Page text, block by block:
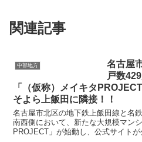
関連記事
中部地方
名古屋
戸数
「（仮称）メイキタ
そよら上飯田に隣接！！
名古屋市北区の地下鉄上飯田線と名
南西側において、新たな大規模マン
PROJECT」が始動し、公式サイト